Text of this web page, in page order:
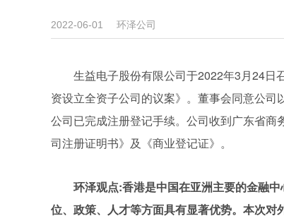
2022-06-01 环泽公司
生益电子股份有限公司于2022年3月24日
资设立全资子公司的议案》。董事会同意公
公司已完成注册登记手续。公司收到广东省
司注册证明书》及《商业登记证》。
环泽观点:香港是中国在亚洲主要的金融
位、政策、人才等方面具有显著优势。本次